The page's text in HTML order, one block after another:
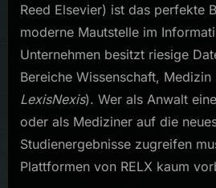
Reed Elsevier) ist das perfekte
moderne Mautstelle im
Unternehmen besitzt riesige
Bereiche Wissenschaft, Medizin
LexisNexis). Wer als Anwalt
oder als Mediziner auf die
Studienergebnisse zugreifen
Plattformen von RELX kaum